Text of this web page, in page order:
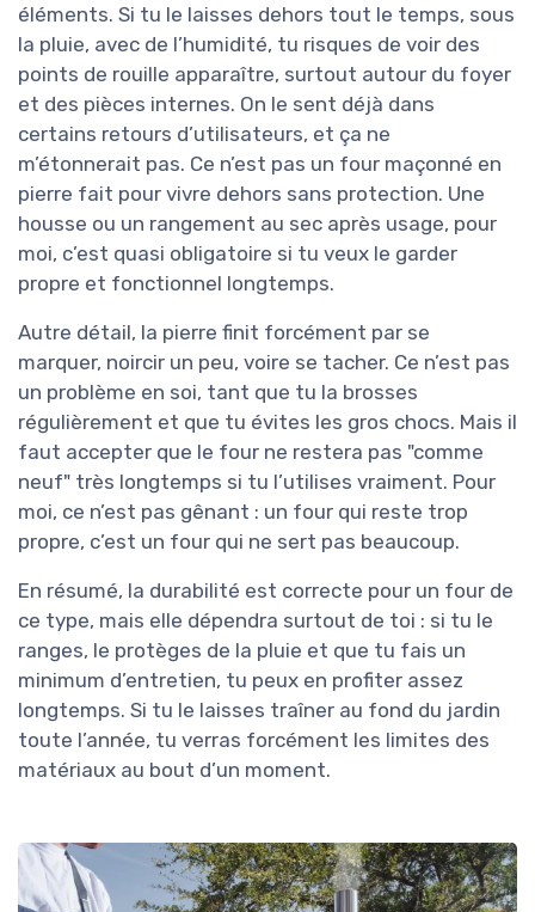
éléments. Si tu le laisses dehors tout le temps, sous
la pluie, avec de l’humidité, tu risques de voir des
points de rouille apparaître, surtout autour du foyer
et des pièces internes. On le sent déjà dans
certains retours d’utilisateurs, et ça ne
m’étonnerait pas. Ce n’est pas un four maçonné en
pierre fait pour vivre dehors sans protection. Une
housse ou un rangement au sec après usage, pour
moi, c’est quasi obligatoire si tu veux le garder
propre et fonctionnel longtemps.
Autre détail, la pierre finit forcément par se
marquer, noircir un peu, voire se tacher. Ce n’est pas
un problème en soi, tant que tu la brosses
régulièrement et que tu évites les gros chocs. Mais il
faut accepter que le four ne restera pas "comme
neuf" très longtemps si tu l’utilises vraiment. Pour
moi, ce n’est pas gênant : un four qui reste trop
propre, c’est un four qui ne sert pas beaucoup.
En résumé, la durabilité est correcte pour un four de
ce type, mais elle dépendra surtout de toi : si tu le
ranges, le protèges de la pluie et que tu fais un
minimum d’entretien, tu peux en profiter assez
longtemps. Si tu le laisses traîner au fond du jardin
toute l’année, tu verras forcément les limites des
matériaux au bout d’un moment.